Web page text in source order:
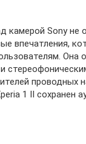
камерой Sony не
впечатления,
Она
проводных
1 II сохранен